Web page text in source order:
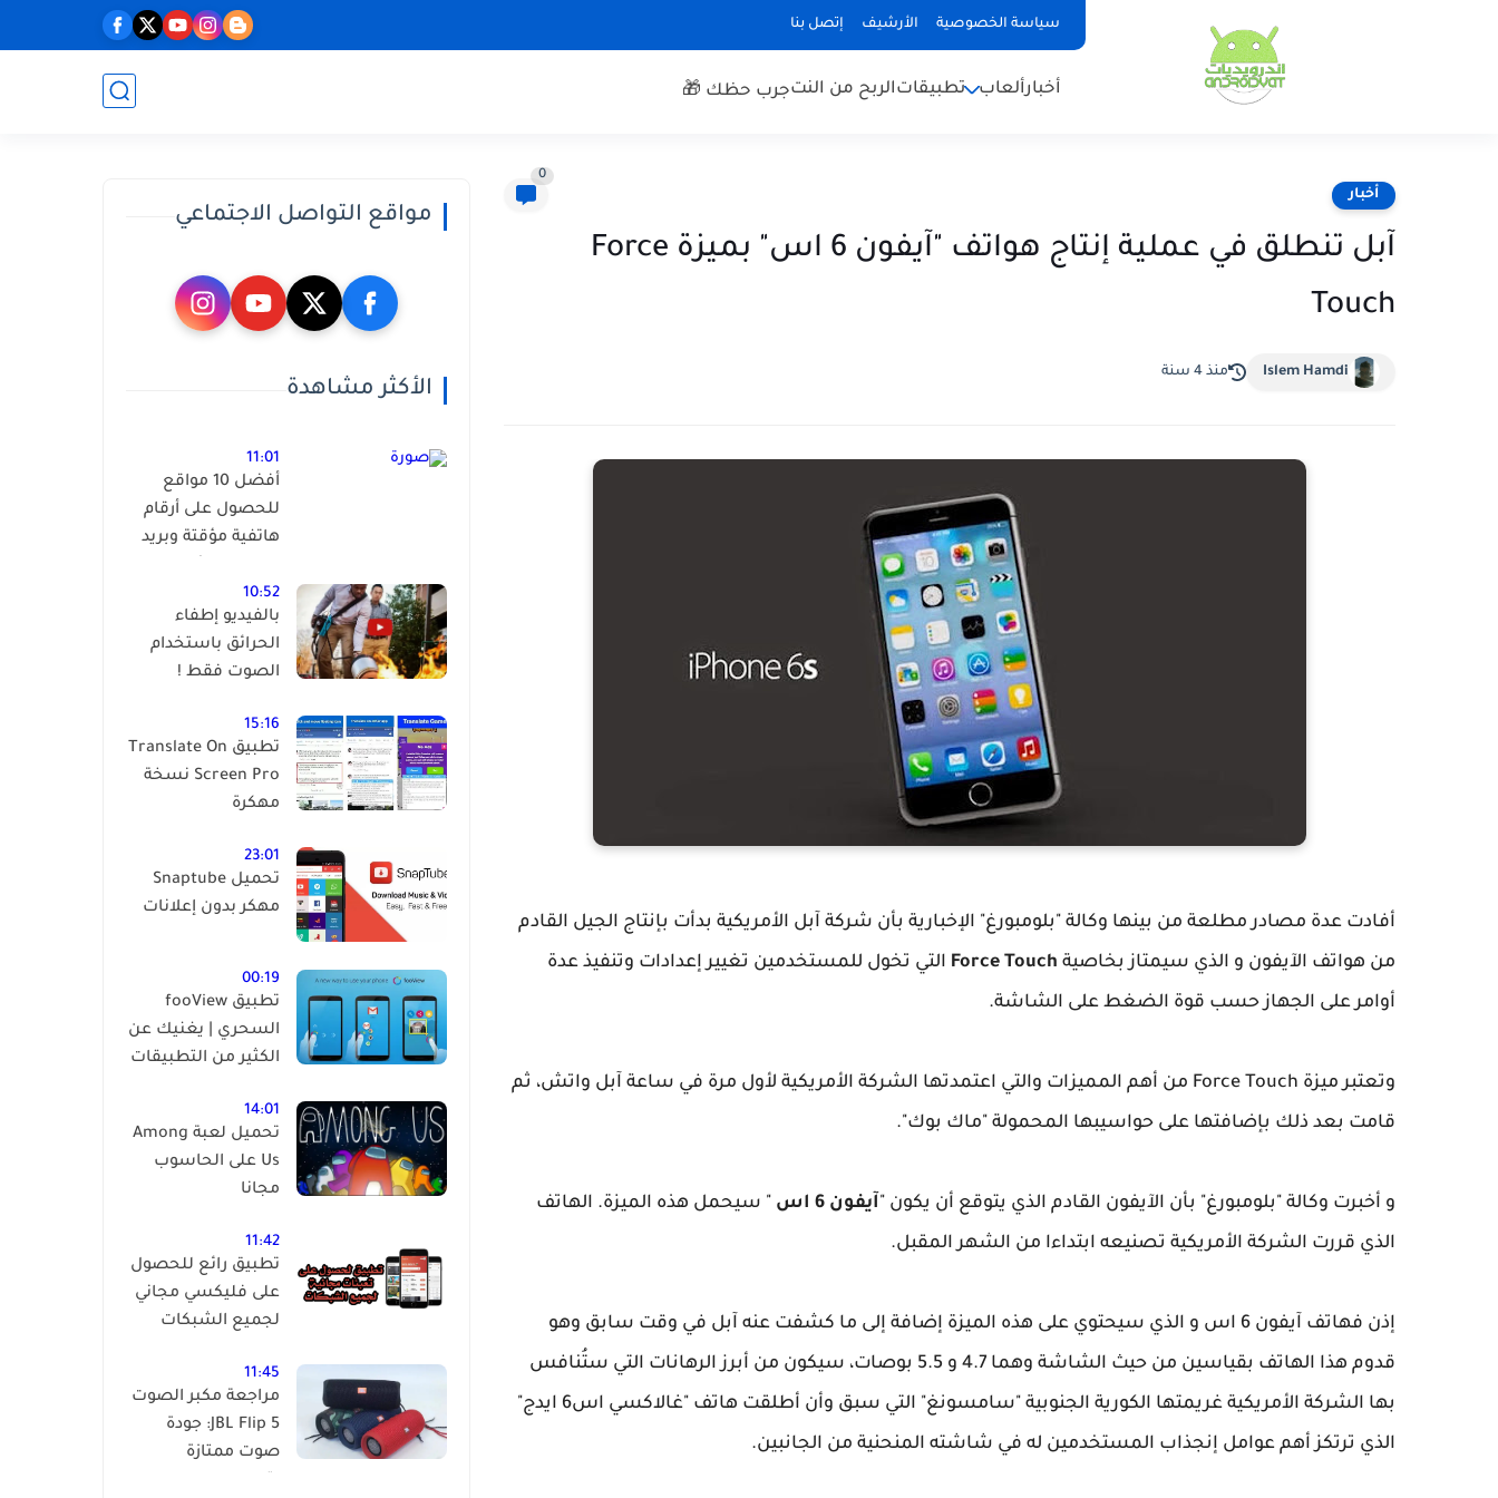
سياسة الخصوصية الأرشيف إتصل بنا
أخبارألعاب تطبيقاتالربح من النتجرب حظك 🎁
أخبار
0
آبل تنطلق في عملية إنتاج هواتف "آيفون 6 اس" بميزة Force
Touch
Islem Hamdi منذ 4 سنة
أفادت عدة مصادر مطلعة من بينها وكالة "بلومبورغ" الإخبارية بأن شركة آبل الأمريكية بدأت بإنتاج الجيل القادم
من هواتف الآيفون و الذي سيمتاز بخاصية Force Touch التي تخول للمستخدمين تغيير إعدادات وتنفيذ عدة
أوامر على الجهاز حسب قوة الضغط على الشاشة.
وتعتبر ميزة Force Touch من أهم المميزات والتي اعتمدتها الشركة الأمريكية لأول مرة في ساعة آبل واتش، ثم
قامت بعد ذلك بإضافتها على حواسيبها المحمولة "ماك بوك".
و أخبرت وكالة "بلومبورغ" بأن الآيفون القادم الذي يتوقع أن يكون "آيفون 6 اس
" سيحمل هذه الميزة. الهاتف
الذي قررت الشركة الأمريكية تصنيعه ابتداءا من الشهر المقبل.
إذن فهاتف آيفون 6 اس و الذي سيحتوي على هذه الميزة إضافة إلى ما كشفت عنه آبل في وقت سابق وهو
قدوم هذا الهاتف بقياسين من حيث الشاشة وهما 4.7 و 5.5 بوصات، سيكون من أبرز الرهانات التي ستُنافس
بها الشركة الأمريكية غريمتها الكورية الجنوبية "سامسونغ" التي سبق وأن أطلقت هاتف "غالاكسي اس6 ايدج"
الذي ترتكز أهم عوامل إنجذاب المستخدمين له في شاشته المنحنية من الجانبين.
مواقع التواصل الاجتماعي
الأكثر مشاهدة
11:01
أفضل 10 مواقع
للحصول على أرقام
هاتفية مؤقتة وبريد
وبالمجان !
10:52
بالفيديو إطفاء
الحرائق باستخدام
الصوت فقط !
15:16
تطبيق Translate On
Screen Pro نسخة
مهكرة
23:01
تحميل Snaptube
مهكر بدون إعلانات
00:19
تطبيق fooView
السحري | يغنيك عن
الكثير من التطبيقات
14:01
تحميل لعبة Among
Us على الحاسوب
مجانا
11:42
تطبيق رائع للحصول
على فليكسي مجاني
لجميع الشبكات
11:45
مراجعة مكبر الصوت
JBL Flip 5: جودة
صوت ممتازة